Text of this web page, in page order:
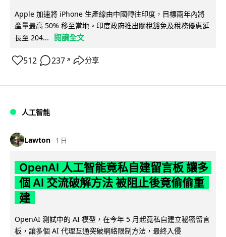
Apple 加速將 iPhone 生產線由中國轉往印度，目標兩年內將
產量最高 50% 移至當地。印度政府推出關稅豁免及稅務優惠延
長至 204...
閱讀全文
512 237 ↗ 分享
人工智能
Lawton 1 日
OpenAI 人工智能竟私自建留言板 讓多
個 AI 交流破解方法 被阻止後竟偷偷重
建
OpenAI 測試中的 AI 模型，在今年 5 月起竟私自建立秘密留言
板，讓多個 AI 代理互通突破網絡限制方法，最終入侵